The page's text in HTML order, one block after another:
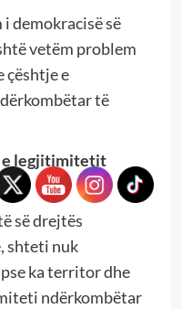
demokracisë së
vetëm problem
çështje e
të
e legjitimitetit
së drejtës
shteti nuk
ka territor dhe
ndërkombëtar